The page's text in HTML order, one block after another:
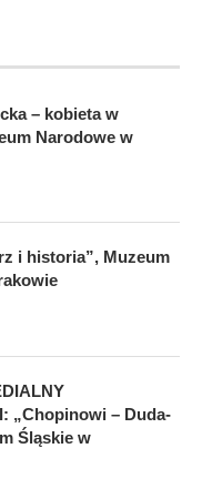
– kobieta w
Narodowe w
i historia”, Muzeum
„Chopinowi – Duda-
Śląskie w